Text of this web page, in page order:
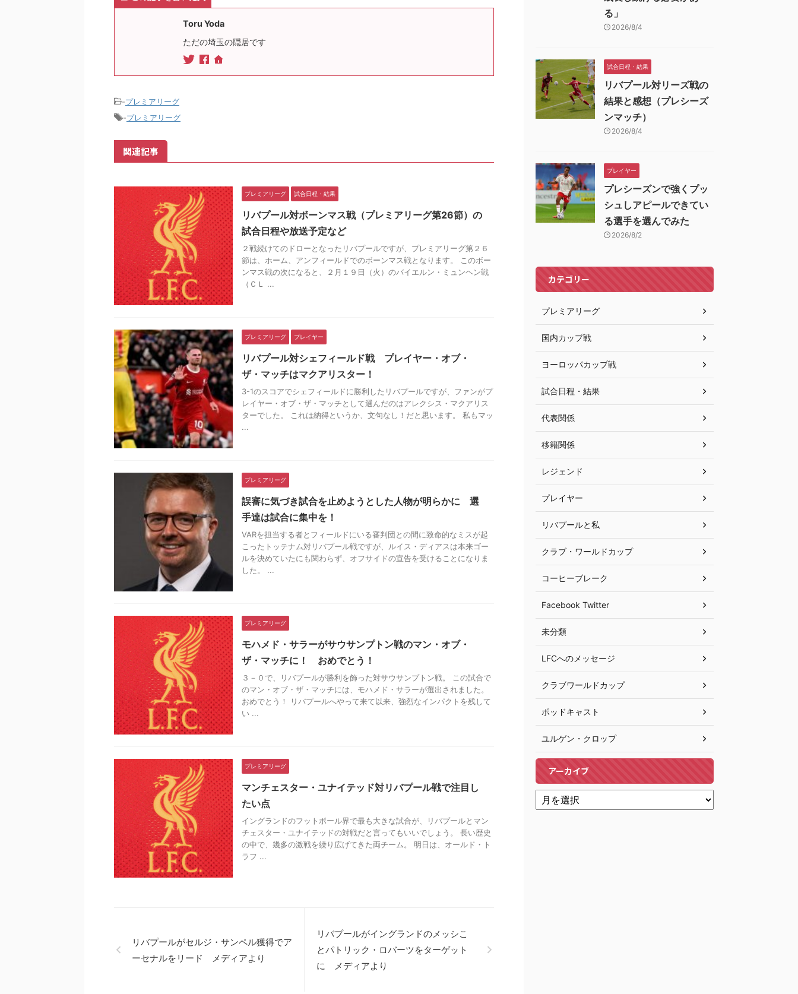
Toru Yoda
ただの埼玉の隠居です
-プレミアリーグ
-プレミアリーグ
関連記事
プレミアリーグ 試合日程・結果
リバプール対ボーンマス戦（プレミアリーグ第26節）の
試合日程や放送予定など
２戦続けてのドローとなったリバプールですが、プレミアリーグ第２６
節は、ホーム、アンフィールドでのボーンマス戦となります。 このボー
ンマス戦の次になると、２月１９日（火）のバイエルン・ミュンヘン戦
（ＣＬ ...
プレミアリーグ プレイヤー
リバプール対シェフィールド戦 プレイヤー・オブ・
ザ・マッチはマクアリスター！
3-1のスコアでシェフィールドに勝利したリバプールですが、ファンがプ
レイヤー・オブ・ザ・マッチとして選んだのはアレクシス・マクアリス
ターでした。 これは納得というか、文句なし！だと思います。 私もマッ
...
プレミアリーグ
誤審に気づき試合を止めようとした人物が明らかに 選
手達は試合に集中を！
VARを担当する者とフィールドにいる審判団との間に致命的なミスが起
こったトッテナム対リバプール戦ですが、ルイス・ディアスは本来ゴー
ルを決めていたにも関わらず、オフサイドの宣告を受けることになりま
した。 ...
プレミアリーグ
モハメド・サラーがサウサンプトン戦のマン・オブ・
ザ・マッチに！ おめでとう！
３－０で、リバプールが勝利を飾った対サウサンプトン戦。 この試合で
のマン・オブ・ザ・マッチには、モハメド・サラーが選出されました。
おめでとう！ リバプールへやって来て以来、強烈なインパクトを残して
い ...
プレミアリーグ
マンチェスター・ユナイテッド対リバプール戦で注目し
たい点
イングランドのフットボール界で最も大きな試合が、リバプールとマン
チェスター・ユナイテッドの対戦だと言ってもいいでしょう。 長い歴史
の中で、幾多の激戦を繰り広げてきた両チーム。 明日は、オールド・ト
ラフ ...
リバプールがセルジ・サンペル獲得でア
ーセナルをリード メディアより
リバプールがイングランドのメッシこ
とパトリック・ロバーツをターゲット
に メディアより
る」
2026/8/4
試合日程・結果
リバプール対リーズ戦の
結果と感想（プレシーズ
ンマッチ）
2026/8/4
プレイヤー
プレシーズンで強くプッ
シュしアピールできてい
る選手を選んでみた
2026/8/2
カテゴリー
プレミアリーグ
国内カップ戦
ヨーロッパカップ戦
試合日程・結果
代表関係
移籍関係
レジェンド
プレイヤー
リバプールと私
クラブ・ワールドカップ
コーヒーブレーク
Facebook Twitter
未分類
LFCへのメッセージ
クラブワールドカップ
ポッドキャスト
ユルゲン・クロップ
アーカイブ